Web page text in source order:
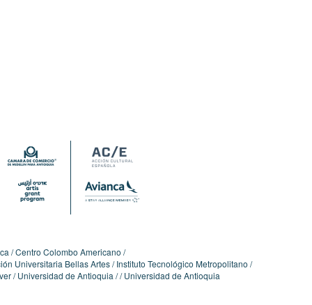
Centro Colombo Americano
Universitaria Bellas Artes Instituto Tecnológico Metropolitano
Universidad de Antioquia Universidad de Antioquia